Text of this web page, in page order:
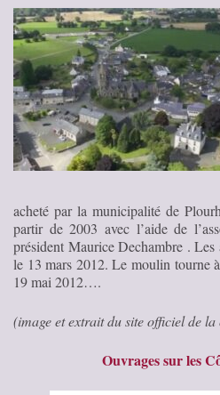
acheté par la municipalité de
partir de 2003 avec l’aide de
président Maurice Dechambre . Les
le 13 mars 2012. Le moulin tourne
19 mai 2012….
(image et extrait du site officiel de
Ouvrages sur les